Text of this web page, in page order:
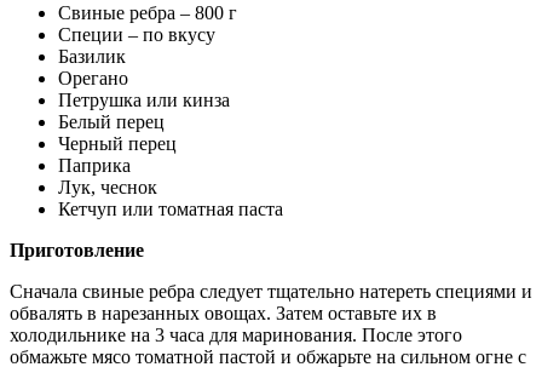
Свиные ребра – 800 г
Специи – по вкусу
Базилик
Орегано
Петрушка или кинза
Белый перец
Черный перец
Паприка
Лук, чеснок
Кетчуп или томатная паста
Приготовление
Сначала свиные ребра следует тщательно натереть специями и
обвалять в нарезанных овощах. Затем оставьте их в
холодильнике на 3 часа для маринования. После этого
обмажьте мясо томатной пастой и обжарьте на сильном огне с